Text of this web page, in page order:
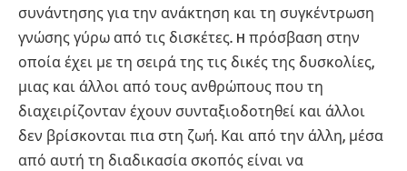
συνάντησης για την ανάκτηση και τη συγκέντρωση
γνώσης γύρω από τις δισκέτες. H πρόσβαση στην
οποία έχει με τη σειρά της τις δικές της δυσκολίες,
μιας και άλλοι από τους ανθρώπους που τη
διαχειρίζονταν έχουν συνταξιοδοτηθεί και άλλοι
δεν βρίσκονται πια στη ζωή. Και από την άλλη, μέσα
από αυτή τη διαδικασία σκοπός είναι να